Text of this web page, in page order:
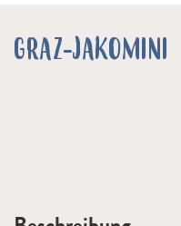
GRAZ-JAKOMINI